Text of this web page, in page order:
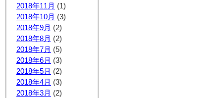
2018年11月 (1)
2018年10月 (3)
2018年9月 (2)
2018年8月 (2)
2018年7月 (5)
2018年6月 (3)
2018年5月 (2)
2018年4月 (3)
2018年3月 (2)